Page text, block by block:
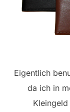
Eigentlich
da ich in